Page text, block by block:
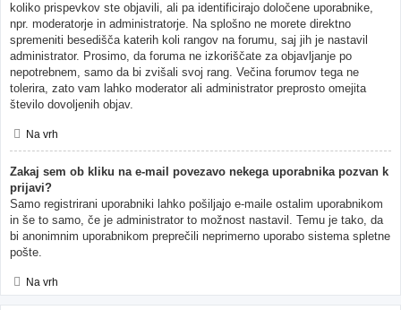
koliko prispevkov ste objavili, ali pa identificirajo določene uporabnike,
npr. moderatorje in administratorje. Na splošno ne morete direktno
spremeniti besedišča katerih koli rangov na forumu, saj jih je nastavil
administrator. Prosimo, da foruma ne izkoriščate za objavljanje po
nepotrebnem, samo da bi zvišali svoj rang. Večina forumov tega ne
tolerira, zato vam lahko moderator ali administrator preprosto omejita
število dovoljenih objav.
Na vrh
Zakaj sem ob kliku na e-mail povezavo nekega uporabnika pozvan k
prijavi?
Samo registrirani uporabniki lahko pošiljajo e-maile ostalim uporabnikom
in še to samo, če je administrator to možnost nastavil. Temu je tako, da
bi anonimnim uporabnikom preprečili neprimerno uporabo sistema spletne
pošte.
Na vrh